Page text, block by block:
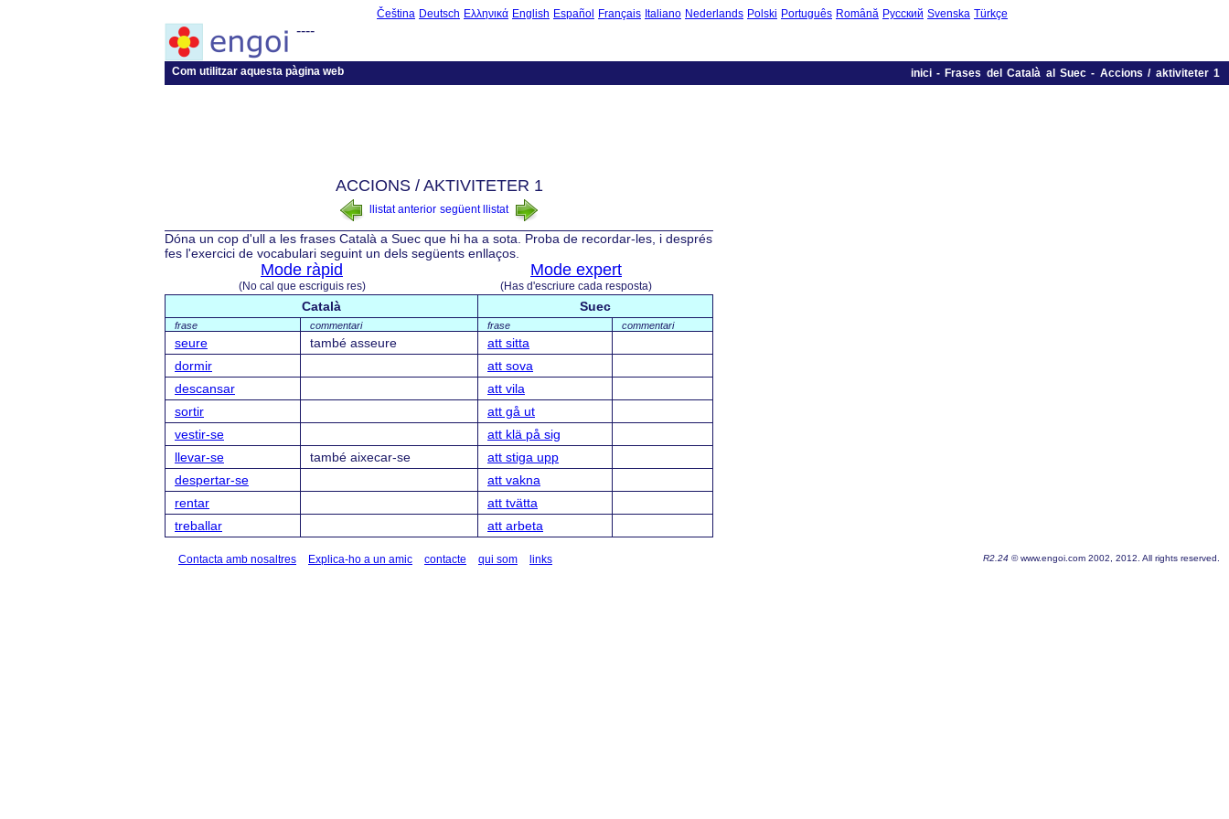
Čeština Deutsch Ελληνικά English Español Français Italiano Nederlands Polski Português Română Русский Svenska Türkçe
----
Com utilitzar aquesta pàgina web inici- Frases del Català al Suec- Accions / aktiviteter 1
ACCIONS / AKTIVITETER 1
llistat anterior següent llistat
Dóna un cop d'ull a les frases Català a Suec que hi ha a sota. Proba de recordar-les, i després
fes l'exercici de vocabulari seguint un dels següents enllaços.
Mode ràpid
(No cal que escriguis res)
Mode expert
(Has d'escriure cada resposta)
Català Suec
frase commentari frase commentari
seure també asseure
att sitta
dormir
att sova
descansar
att vila
sortir
att gå ut
vestir-se
att klä på sig
llevar-se
també aixecar-se
att stiga upp
despertar-se
att vakna
rentar
att tvätta
treballar
att arbeta
Contacta amb nosaltres Explica-ho a un amic contacte qui som links R2.24 © www.engoi.com 2002, 2012. All rights reserved.